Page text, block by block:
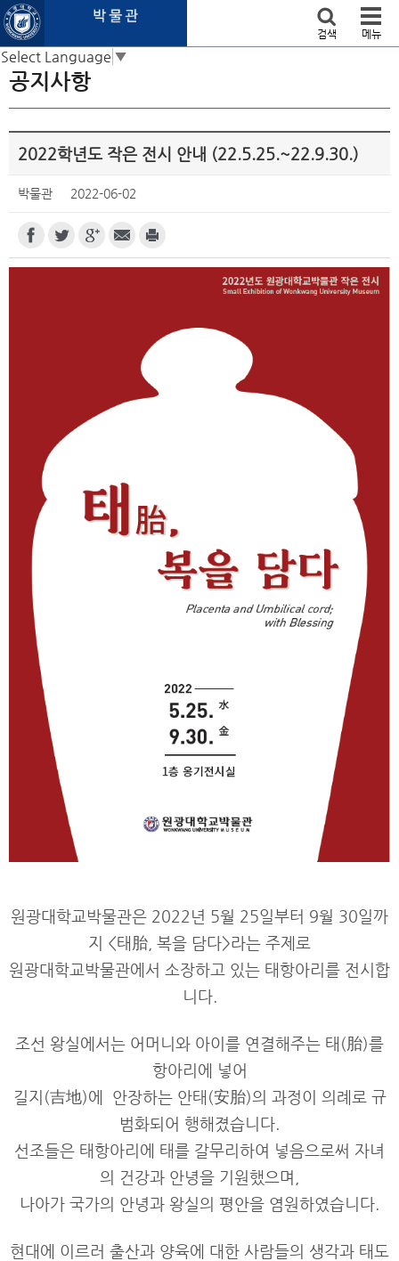
본문 바로가기
Select Language ▼
검색 메뉴
공지사항
2022학년도 작은 전시 안내 (22.5.25.~22.9.30.)
박물관 2022-06-02
원광대학교박물관은 2022년 5월 25일부터 9월 30일까
지 <태胎, 복을 담다>라는 주제로
원광대학교박물관에서 소장하고 있는 태항아리를 전시합
니다.
조선 왕실에서는 어머니와 아이를 연결해주는 태(胎)를
항아리에 넣어
길지(吉地)에 안장하는 안태(安胎)의 과정이 의례로 규
범화되어 행해졌습니다.
선조들은 태항아리에 태를 갈무리하여 넣음으로써 자녀
의 건강과 안녕을 기원했으며,
나아가 국가의 안녕과 왕실의 평안을 염원하였습니다.
현대에 이르러 출산과 양육에 대한 사람들의 생각과 태도